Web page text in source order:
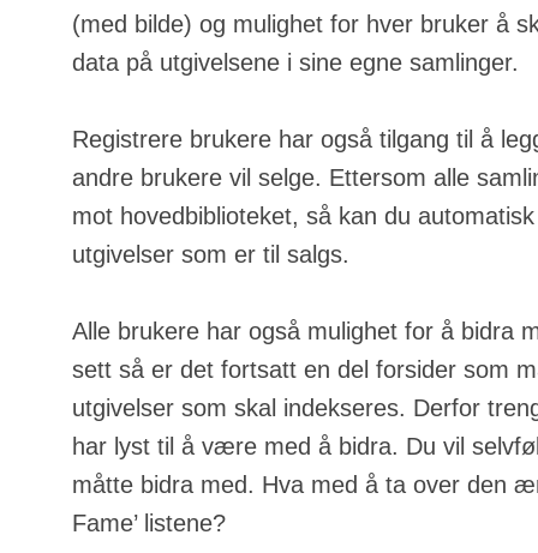
(med bilde) og mulighet for hver bruker å
data på utgivelsene i sine egne samlinger.
Registrere brukere har også tilgang til å
andre brukere vil selge. Ettersom alle
mot hovedbiblioteket, så kan du
utgivelser som er til salgs.
Alle brukere har også mulighet for å bidra
sett så er det fortsatt en del forsider som
utgivelser som skal indekseres. Derfor
har lyst til å være med å bidra. Du vil
måtte bidra med. Hva med å ta over den
Fame’ listene?